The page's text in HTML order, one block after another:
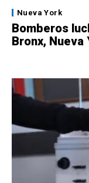
Nueva York
Bomberos
Bronx,